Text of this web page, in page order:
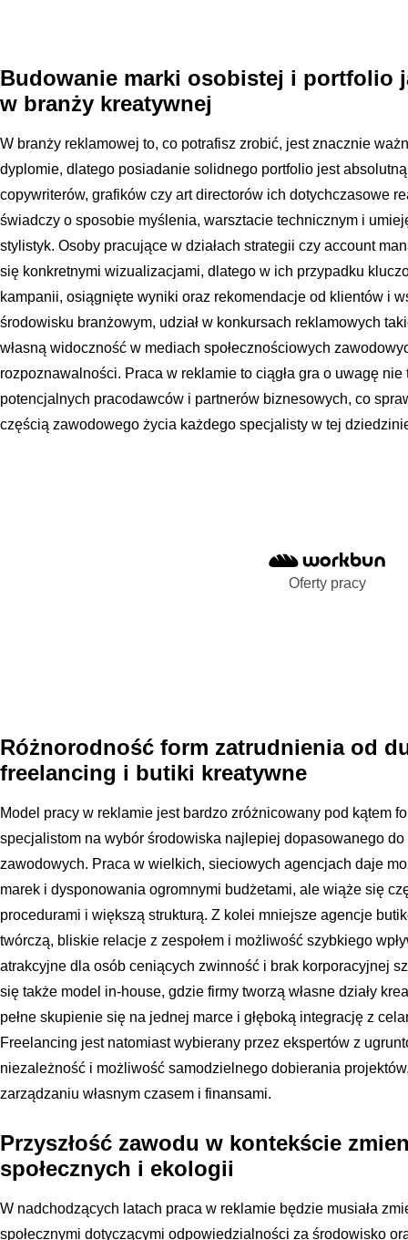
Budowanie marki osobistej i portfolio
w branży kreatywnej
W branży reklamowej to, co potrafisz zrobić, jest znacznie
dyplomie, dlatego posiadanie solidnego portfolio jest
copywriterów, grafików czy art directorów ich dotychczasowe
świadczy o sposobie myślenia, warsztacie technicznym i
stylistyk. Osoby pracujące w działach strategii czy account
się konkretnymi wizualizacjami, dlatego w ich przypadku
kampanii, osiągnięte wyniki oraz rekomendacje od klientów i
środowisku branżowym, udział w konkursach reklamowych
własną widoczność w mediach społecznościowych
rozpoznawalności. Praca w reklamie to ciągła gra o uwagę
potencjalnych pracodawców i partnerów biznesowych, co
częścią zawodowego życia każdego specjalisty w tej
Oferty pracy
Różnorodność form zatrudnienia od
freelancing i butiki kreatywne
Model pracy w reklamie jest bardzo zróżnicowany pod kątem
specjalistom na wybór środowiska najlepiej dopasowanego
zawodowych. Praca w wielkich, sieciowych agencjach daje
marek i dysponowania ogromnymi budżetami, ale wiąże się
procedurami i większą strukturą. Z kolei mniejsze agencje
twórczą, bliskie relacje z zespołem i możliwość szybkiego
atrakcyjne dla osób ceniących zwinność i brak korporacyjnej
się także model in-house, gdzie firmy tworzą własne działy
pełne skupienie się na jednej marce i głęboką integrację z
Freelancing jest natomiast wybierany przez ekspertów z
niezależność i możliwość samodzielnego dobierania
zarządzaniu własnym czasem i finansami.
Przyszłość zawodu w kontekście
społecznych i ekologii
W nadchodzących latach praca w reklamie będzie musiała
społecznymi dotyczącymi odpowiedzialności za środowisko